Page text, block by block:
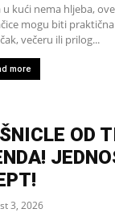
u kući nema hljeba,
mogu biti
večeru ili prilog...
more
OD
3, 2026